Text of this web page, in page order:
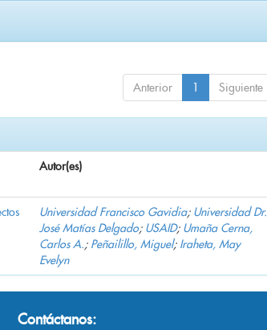
Anterior 1 Siguiente
Autor(es)
Universidad Francisco Gavidia; Universidad Dr.
José Matías Delgado; USAID; Umaña Cerna,
Carlos A.; Peñailillo, Miguel; Iraheta, May
Evelyn
Contáctanos: